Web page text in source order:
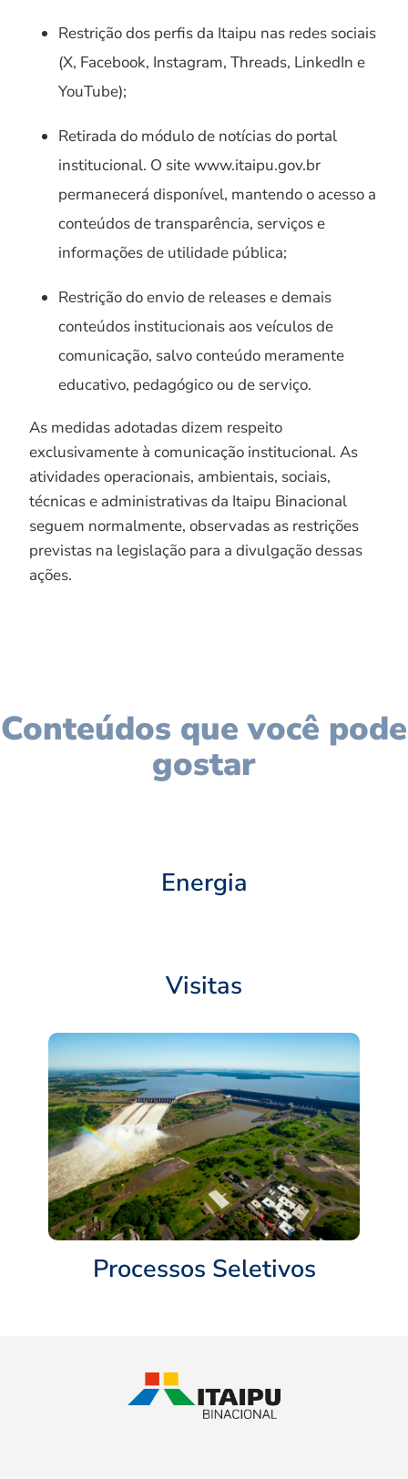
Restrição dos perfis da Itaipu nas redes sociais
(X, Facebook, Instagram, Threads, LinkedIn e
YouTube);
Retirada do módulo de notícias do portal
institucional. O site www.itaipu.gov.br
permanecerá disponível, mantendo o acesso a
conteúdos de transparência, serviços e
informações de utilidade pública;
Restrição do envio de releases e demais
conteúdos institucionais aos veículos de
comunicação, salvo conteúdo meramente
educativo, pedagógico ou de serviço.
As medidas adotadas dizem respeito
exclusivamente à comunicação institucional. As
atividades operacionais, ambientais, sociais,
técnicas e administrativas da Itaipu Binacional
seguem normalmente, observadas as restrições
previstas na legislação para a divulgação dessas
ações.
Conteúdos que você pode
gostar
Energia
Visitas
Processos Seletivos